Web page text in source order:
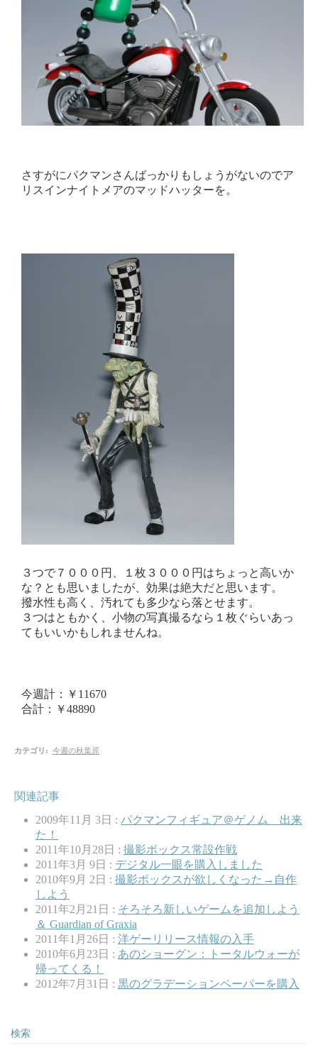
さすがにパクマンさんばっかりもしょうがないのでア
リスインナイトメアのマッドハッターを。
３つで７０００円、１枚３０００円はちょっと高いか
な？とも思いましたが、効果は絶大だと思います。
撥水性も高く、汚れても多少なら落とせます。
３つはともかく、小物の写真撮るなら１枚ぐらいあっ
てもいいかもしれませんね。
今週計：￥11670
合計：￥48890
カテゴリ : 今週の秋葉原
関連記事
2009年11月 3日 : パクマンフィギュア＠ゲノム 出来
た！
2011年10月28日 : 撮影ボックス常設作戦
2011年3月 9日 : デジタル一眼を購入しました
2010年9月 2日 : 撮影ボックスが欲しくなった→自作
しよう
2011年2月21日 : そろそろ新しいゲームを追加しよう
＆ Guardian of Graxia
2011年1月26日 : 洋ゲーリリース情報の入手
2010年6月23日 : あのショーグン：トータルウォーが
帰ってくる！
2012年7月31日 : 黒のグラデーションペーパーを購入
検索